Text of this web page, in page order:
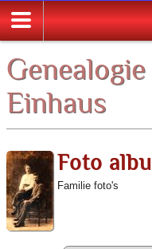
Einhaus
Foto
Familie foto's